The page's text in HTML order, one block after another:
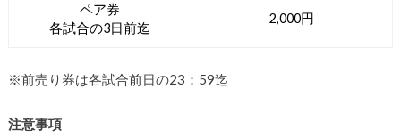
ペア券
各試合の3日前迄
2,000円
※前売り券は各試合前日の23：59迄
注意事項